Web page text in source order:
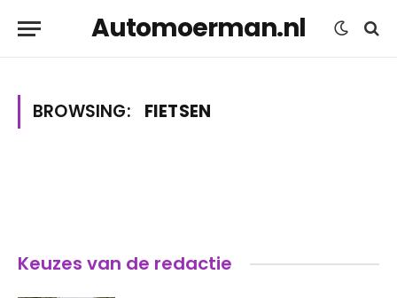
Automoerman.nl
BROWSING: FIETSEN
Keuzes van de redactie